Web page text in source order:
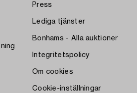
Press
Lediga tjänster
Bonhams - Alla auktioner
Integritetspolicy
Om cookies
Cookie-inställningar